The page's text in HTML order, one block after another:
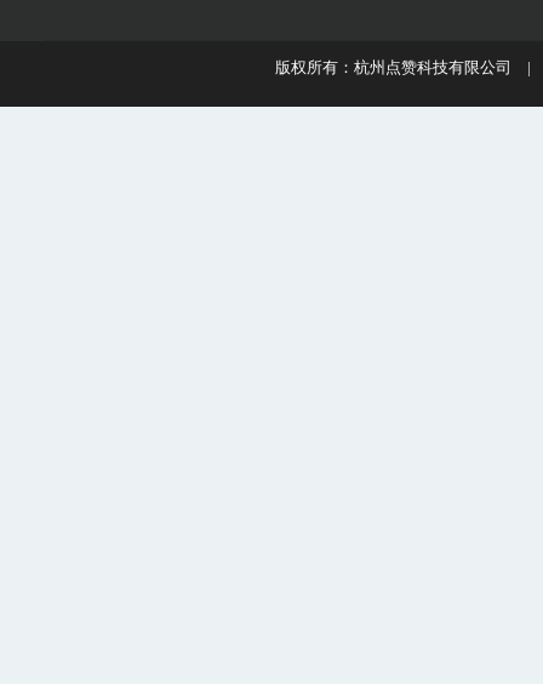
版权所有：杭州点赞科技有限公司